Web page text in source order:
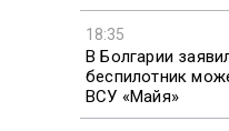
18:35
В Болгарии
беспилотник
ВСУ «Майя»